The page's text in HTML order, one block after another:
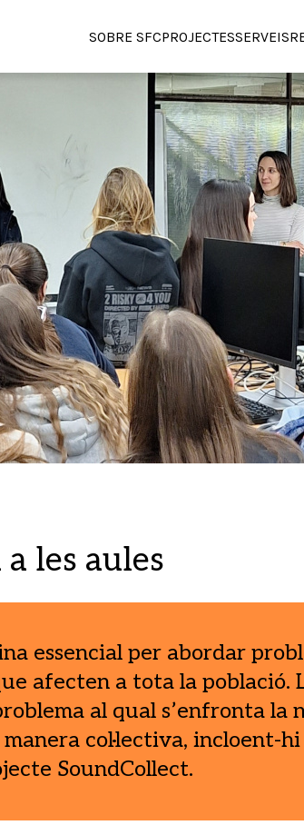
SOBRE SFCPROJECTESSERVEIS
les aules
essencial per abordar
afecten a tota la població.
al qual s’enfronta la
col·lectiva, incloent-
SoundCollect.